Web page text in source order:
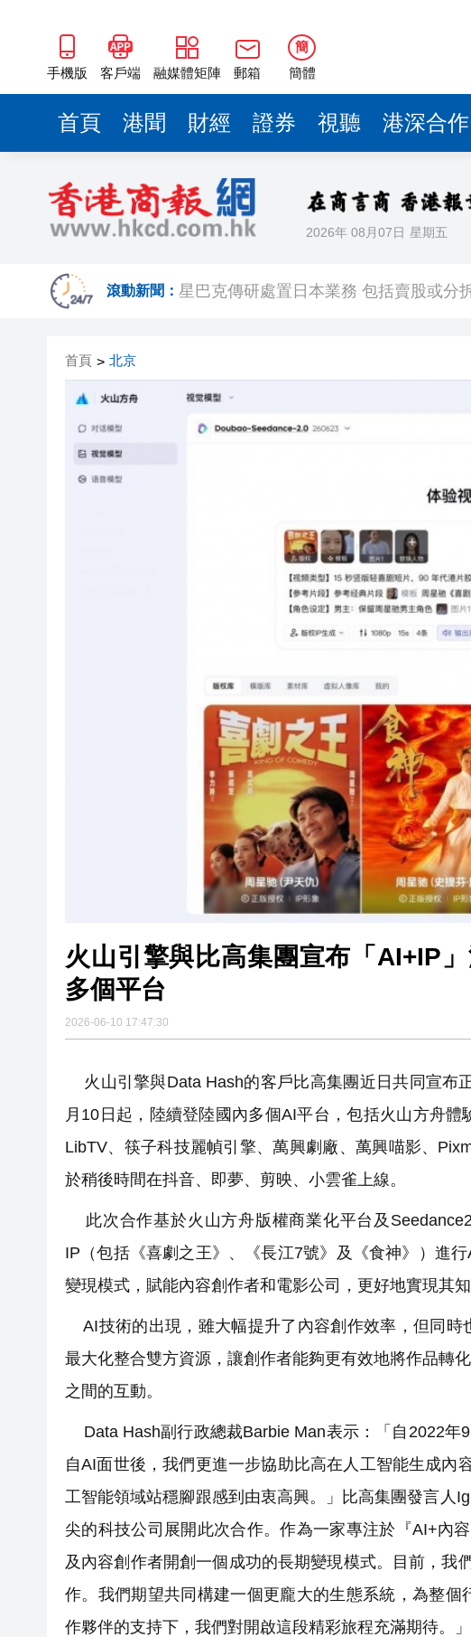
手機版 客戶端 融媒體矩陣 郵箱
簡
簡體
首頁 港聞 財經 證券 視聽 港深合作
2026年 08月07日 星期五
滾動新聞：
以改革優環境 安徽持續擦亮一流營商金字
有片︱開啟本年度產銷旺季，惠州惠陽鎮
【港商觀股】歷史級大額解禁來勢洶洶
灣區青年洛陽行：以青春之力傳播APEC
星巴克傳研處置日本業務 包括賣股或分
【港商觀股】歷史級大額解禁來勢洶洶
打破傳統茶品消費圈層 皖祁門「
九龍樂善堂回應公務員薪酬調整
星巴克傳研處置日本業務 包括賣股或分
以改革優環境 安徽持續擦亮一流營商金
【港商觀股】歷史級大額解禁來勢洶洶
打破傳統茶品消費圈層 皖祁門「
灣區青年洛陽行：以青春之力傳播
首頁 > 北京
火山引擎與比高集團宣布「AI+IP」深度合作 AI玩法6
多個平台
2026-06-10 17:47:30
火山引擎與Data Hash的客戶比高集團近日共同宣布
月10日起，陸續登陸國內多個AI平台，包括火山方舟
LibTV、筷子科技麗幀引擎、萬興劇廠、萬興喵影、
於稍後時間在抖音、即夢、剪映、小雲雀上線。
此次合作基於火山方舟版權商業化平台及
IP（包括《喜劇之王》、《長江7號》及《食神》）進
變現模式，賦能內容創作者和電影公司，更好地實現其知
AI技術的出現，雖大幅提升了內容創作效率，但同時
最大化整合雙方資源，讓創作者能夠更有效地將作品轉
之間的互動。
Data Hash副行政總裁Barbie Man表示：「自2022年
自AI面世後，我們更進一步協助比高在人工智能生成內
工智能領域站穩腳跟感到由衷高興。」比高集團發言人
尖的科技公司展開此次合作。作為一家專注於『AI+內
及內容創作者開創一個成功的長期變現模式。目前，
作。我們期望共同構建一個更龐大的生態系統，為整
作夥伴的支持下，我們對開啟這段精彩旅程充滿期待。」